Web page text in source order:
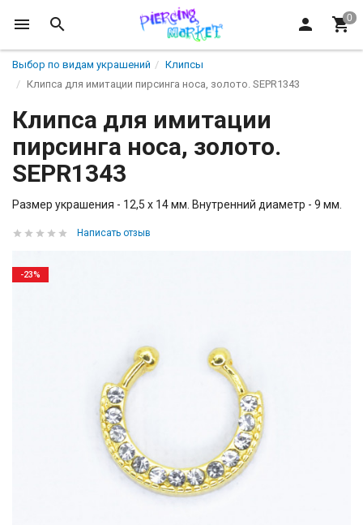
Выбор по видам украшений
Клипсы
Клипса для имитации пирсинга носа, золото. SEPR1343
Клипса для имитации
пирсинга носа, золото.
SEPR1343
Размер украшения - 12,5 х 14 мм. Внутренний диаметр - 9 мм.
Написать отзыв
-23%